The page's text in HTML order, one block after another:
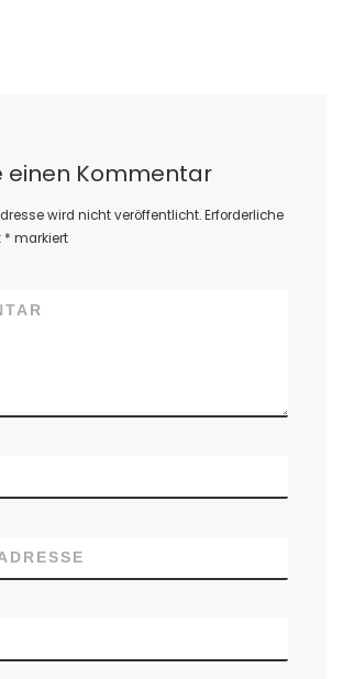
einen Kommentar
wird nicht veröffentlicht.Erforderliche
* markiert